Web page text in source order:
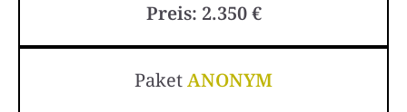
Preis: 2.350 €
PaketANONYM